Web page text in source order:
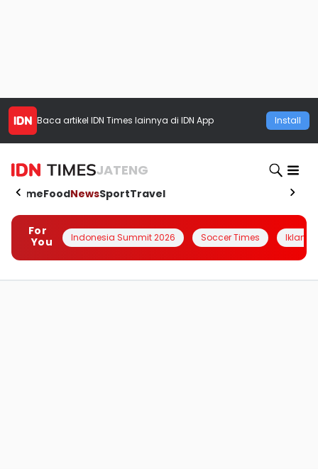
Baca artikel IDN Times lainnya di IDN App Install
JATENG
HomeFoodNewsSportTravel
For
You
Indonesia Summit 2026 Soccer Times Iklanin